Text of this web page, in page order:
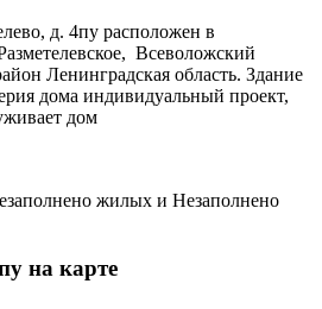
д. 4пу расположен в
Всеволожский
Ленинградская область. Здание
дома индивидуальный проект,
дом
жилых и Незаполнено
на карте